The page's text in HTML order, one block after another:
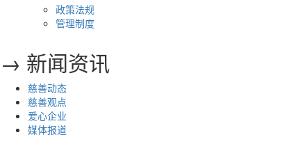
政策法规
管理制度
→ 新闻资讯
慈善动态
慈善观点
爱心企业
媒体报道